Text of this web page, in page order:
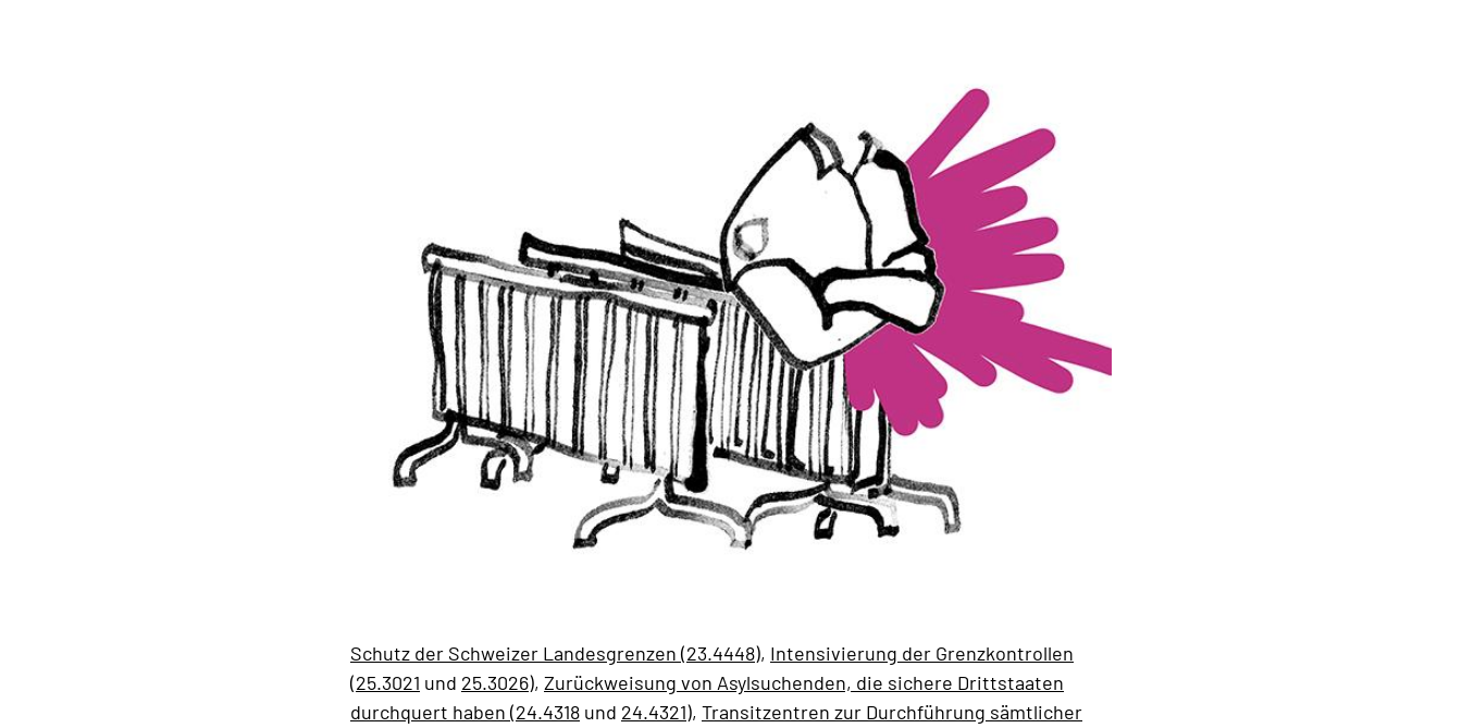
Schutz der Schweizer Landesgrenzen (23.4448), Intensivierung der Grenzkontrollen
(25.3021 und 25.3026), Zurückweisung von Asylsuchenden, die sichere Drittstaaten
durchquert haben (24.4318 und 24.4321), Transitzentren zur Durchführung sämtlicher